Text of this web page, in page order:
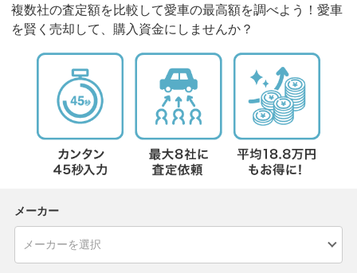
複数社の査定額を比較して愛車の最高額を調べよう！愛車
を賢く売却して、購入資金にしませんか？
メーカー